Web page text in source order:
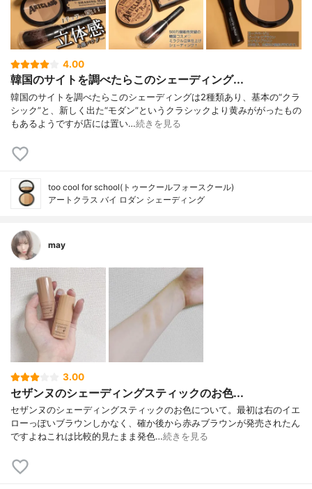
4.00
韓国のサイトを調べたらこのシェーディング...
韓国のサイトを調べたらこのシェーディングは2種類あり、基本の“クラ
シック”と、新しく出た“モダン”というクラシックより黄みががったもの
もあるようですが店には置い…続きを見る
too cool for school(トゥークールフォースクール)
アートクラス バイ ロダン シェーディング
may
3.00
セザンヌのシェーディングスティックのお色...
セザンヌのシェーディングスティックのお色について。最初は右のイエ
ローっぽいブラウンしかなく、確か後から赤みブラウンが発売されたん
ですよねこれは比較的見たまま発色…続きを見る